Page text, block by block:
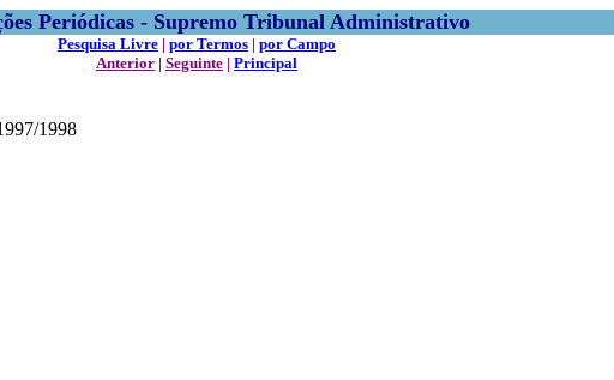
Periódicas - Supremo Tribunal Administrativo
Pesquisa Livre | por Termos | por Campo
Anterior | Seguinte | Principal
1998